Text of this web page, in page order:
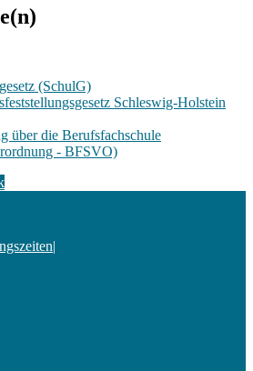
(SchulG)
Schleswig-Holstein
über die Berufsfachschule
- BFSVO)
|